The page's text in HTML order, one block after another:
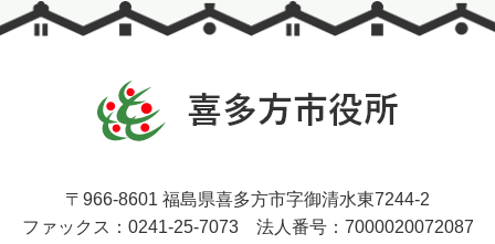
〒966-8601 福島県喜多方市字御清水東7244-2
ファックス：0241-25-7073 法人番号：7000020072087